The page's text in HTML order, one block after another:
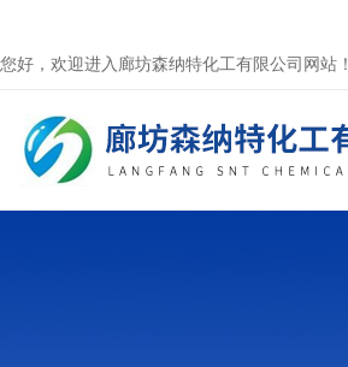
您好，欢迎进入廊坊森纳特化工有限公司网站！